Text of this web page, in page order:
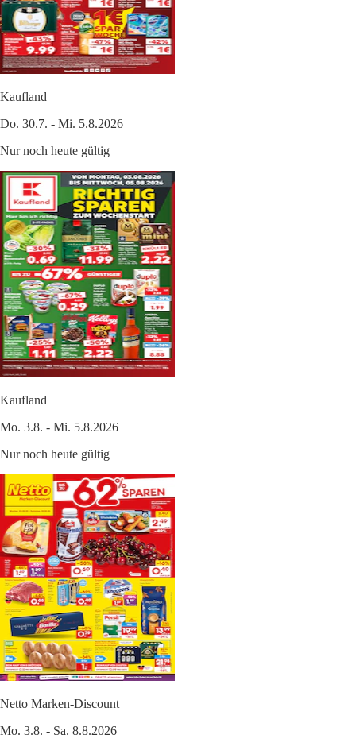
Kaufland
Do. 30.7. - Mi. 5.8.2026
Nur noch heute gültig
Kaufland
Mo. 3.8. - Mi. 5.8.2026
Nur noch heute gültig
Netto Marken-Discount
Mo. 3.8. - Sa. 8.8.2026